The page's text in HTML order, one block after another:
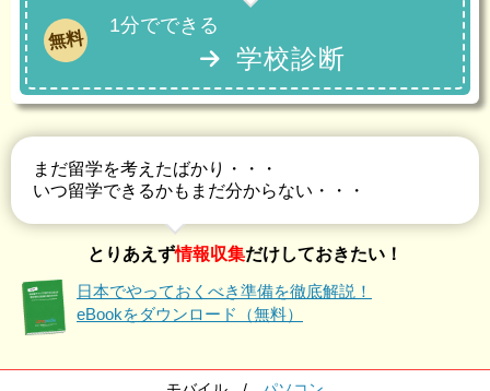
無料
1分でできる
学校診断
まだ留学を考えたばかり・・・
いつ留学できるかもまだ分からない・・・
とりあえず情報収集だけしておきたい！
日本でやっておくべき準備を徹底解説！
eBookをダウンロード（無料）